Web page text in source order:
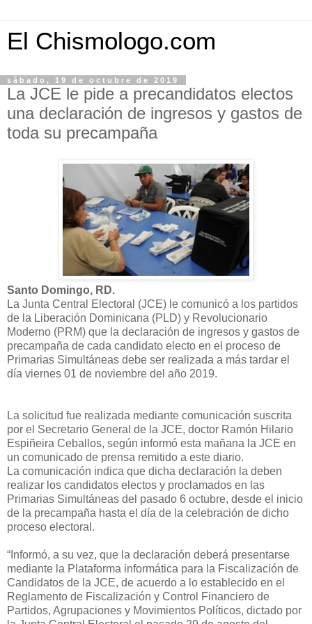
El Chismologo.com
sábado, 19 de octubre de 2019
La JCE le pide a precandidatos electos
una declaración de ingresos y gastos de
toda su precampaña
Santo Domingo, RD.
La Junta Central Electoral (JCE) le comunicó a los partidos
de la Liberación Dominicana (PLD) y Revolucionario
Moderno (PRM) que la declaración de ingresos y gastos de
precampaña de cada candidato electo en el proceso de
Primarias Simultáneas debe ser realizada a más tardar el
día viernes 01 de noviembre del año 2019.
La solicitud fue realizada mediante comunicación suscrita
por el Secretario General de la JCE, doctor Ramón Hilario
Espiñeira Ceballos, según informó esta mañana la JCE en
un comunicado de prensa remitido a este diario.
La comunicación indica que dicha declaración la deben
realizar los candidatos electos y proclamados en las
Primarias Simultáneas del pasado 6 octubre, desde el inicio
de la precampaña hasta el día de la celebración de dicho
proceso electoral.
“Informó, a su vez, que la declaración deberá presentarse
mediante la Plataforma informática para la Fiscalización de
Candidatos de la JCE, de acuerdo a lo establecido en el
Reglamento de Fiscalización y Control Financiero de
Partidos, Agrupaciones y Movimientos Políticos, dictado por